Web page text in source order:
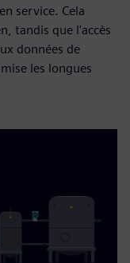
service. Cela
tandis que l'accès
données de
les longues